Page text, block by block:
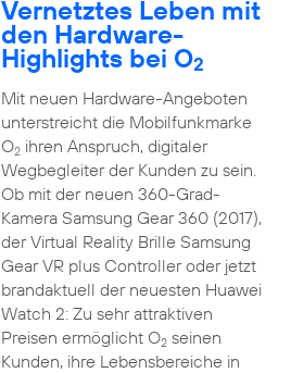
Vernetztes Leben mit
den Hardware-
Highlights bei O2
Mit neuen Hardware-Angeboten
unterstreicht die Mobilfunkmarke
O2ihren Anspruch, digitaler
Wegbegleiter der Kunden zu sein.
Ob mit der neuen 360-Grad-
Kamera Samsung Gear 360 (2017),
der Virtual Reality Brille Samsung
Gear VR plus Controller oder jetzt
brandaktuell der neuesten Huawei
Watch 2: Zu sehr attraktiven
Preisen ermöglicht O2seinen
Kunden, ihre Lebensbereiche in